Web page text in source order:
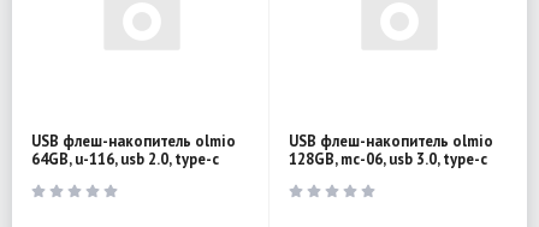
USB флеш-накопитель olmio
64GB, u-116, usb 2.0, type-c
USB флеш-накопитель olmio
128GB, mc-06, usb 3.0, type-c